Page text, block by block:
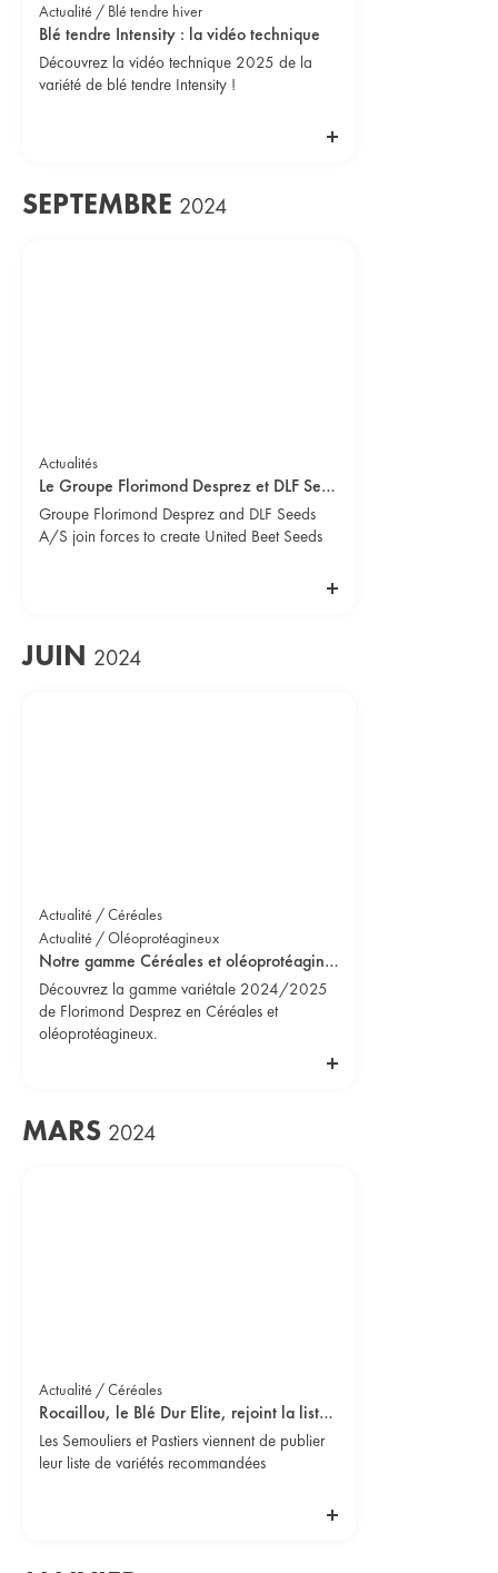
Actualité / Blé tendre hiver
Blé tendre Intensity : la vidéo technique
Découvrez la vidéo technique 2025 de la
variété de blé tendre Intensity !
SEPTEMBRE 2024
Actualités
Le Groupe Florimond Desprez et DLF Seeds A/S s’associent pour créer United Beet Seeds
Groupe Florimond Desprez and DLF Seeds
A/S join forces to create United Beet Seeds
JUIN 2024
Actualité / Céréales
Actualité / Oléoprotéagineux
Notre gamme Céréales et oléoprotéagineux 2024/2025 est disponible !
Découvrez la gamme variétale 2024/2025
de Florimond Desprez en Céréales et
oléoprotéagineux.
MARS 2024
Actualité / Céréales
Rocaillou, le Blé Dur Elite, rejoint la liste des VRSP
Les Semouliers et Pastiers viennent de publier
leur liste de variétés recommandées